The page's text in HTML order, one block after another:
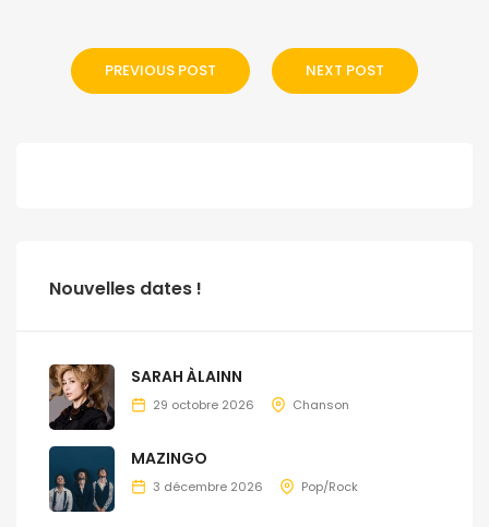
PREVIOUS POST NEXT POST
Nouvelles dates !
SARAH ÀLAINN
29 octobre 2026 Chanson
MAZINGO
3 décembre 2026 Pop/Rock